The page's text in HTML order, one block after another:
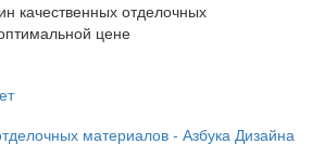
качественных отделочных
цене